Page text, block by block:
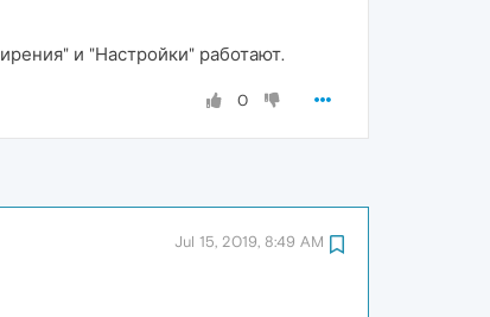
и "Настройки" работают.
0
Jul 15, 2019, 8:49 AM